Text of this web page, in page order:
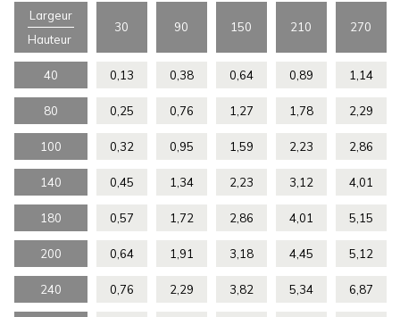
Largeur
Hauteur
30 90 150 210 270
40 0,13 0,38 0,64 0,89 1,14
80 0,25 0,76 1,27 1,78 2,29
100 0,32 0,95 1,59 2,23 2,86
140 0,45 1,34 2,23 3,12 4,01
180 0,57 1,72 2,86 4,01 5,15
200 0,64 1,91 3,18 4,45 5,12
240 0,76 2,29 3,82 5,34 6,87